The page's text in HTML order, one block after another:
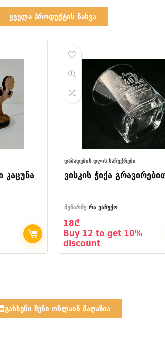
ყველა პროდუქტის ნახვა
კაცუნა
ᲓᲐᲑᲐᲓᲔᲑᲘᲡ ᲓᲦᲘᲡ ᲡᲐᲩᲣᲥᲠᲔᲑᲘ
ვისკის ჭიქა
მეწარმე რა ვაჩუქო
18₾
Buy 12 to get 10%
discount
გახსენი შენი ონლაინ მაღაზია​